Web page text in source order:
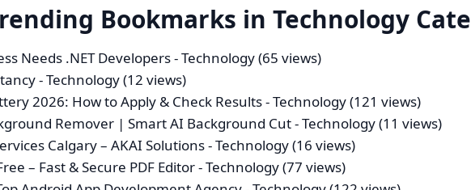
Bookmarks in Technology
Needs .NET Developers- Technology (65 views)
- Technology (12 views)
2026: How to Apply & Check Results- Technology (121 views)
Remover | Smart AI Background Cut- Technology (11 views)
Calgary – AKAI Solutions- Technology (16 views)
– Fast & Secure PDF Editor- Technology (77 views)